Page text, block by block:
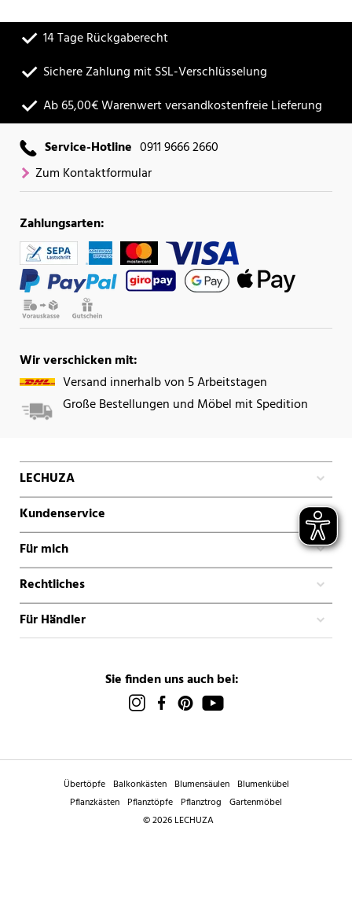
14 Tage Rückgaberecht
Sichere Zahlung mit SSL-Verschlüsselung
Ab 65,00€ Warenwert versandkostenfreie Lieferung
Service-Hotline 0911 9666 2660
Zum Kontaktformular
Zahlungsarten:
Wir verschicken mit:
Versand innerhalb von 5 Arbeitstagen
Große Bestellungen und Möbel mit Spedition
LECHUZA
Kundenservice
Für mich
Rechtliches
Für Händler
Sie finden uns auch bei:
Übertöpfe Balkonkästen Blumensäulen Blumenkübel
Pflanzkästen Pflanztöpfe Pflanztrog Gartenmöbel
© 2026 LECHUZA